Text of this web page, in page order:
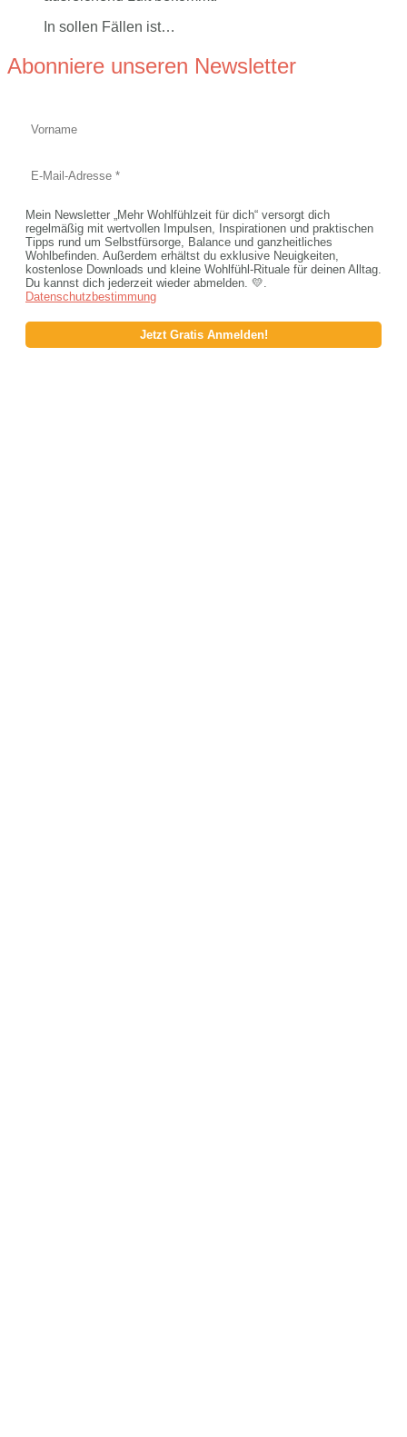
In sollen Fällen ist…
Abonniere unseren Newsletter
Mein Newsletter „Mehr Wohlfühlzeit für dich“ versorgt dich
regelmäßig mit wertvollen Impulsen, Inspirationen und praktischen
Tipps rund um Selbstfürsorge, Balance und ganzheitliches
Wohlbefinden. Außerdem erhältst du exklusive Neuigkeiten,
kostenlose Downloads und kleine Wohlfühl-Rituale für deinen Alltag.
Du kannst dich jederzeit wieder abmelden. 💛.
Datenschutzbestimmung